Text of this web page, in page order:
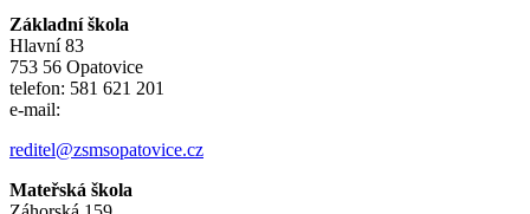
Základní škola
Hlavní 83
753 56 Opatovice
telefon: 581 621 201
e-mail:
reditel@zsmsopatovice.cz
Mateřská škola